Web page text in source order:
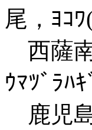
尾，ﾖｺ
西薩
ｳﾏﾂﾞﾗﾊ
鹿児